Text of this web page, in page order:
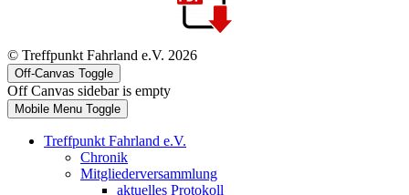
© Treffpunkt Fahrland e.V. 2026
Off-Canvas Toggle
Off Canvas sidebar is empty
Mobile Menu Toggle
Treffpunkt Fahrland e.V.
Chronik
Mitgliederversammlung
aktuelles Protokoll